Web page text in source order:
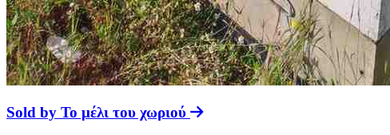
Sold by Το μέλι του χωριού